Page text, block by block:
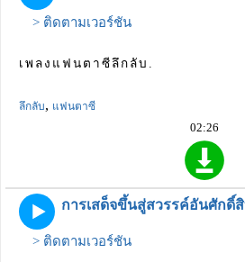
> ติดตามเวอร์ชัน
เพลงแฟนตาซีลึกลับ.
ลึกลับ, แฟนตาซี
02:26
การเสด็จขึ้นสู่สวรรค์อันศักดิ์
> ติดตามเวอร์ชัน